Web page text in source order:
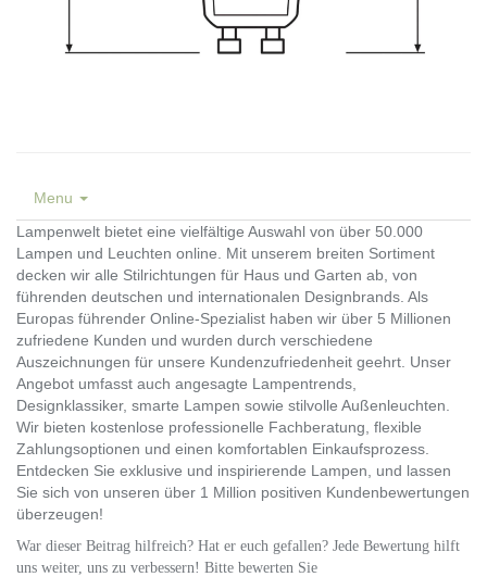
Menu
Lampenwelt bietet eine vielfältige Auswahl von über 50.000
Lampen und Leuchten online. Mit unserem breiten Sortiment
decken wir alle Stilrichtungen für Haus und Garten ab, von
führenden deutschen und internationalen Designbrands. Als
Europas führender Online-Spezialist haben wir über 5 Millionen
zufriedene Kunden und wurden durch verschiedene
Auszeichnungen für unsere Kundenzufriedenheit geehrt. Unser
Angebot umfasst auch angesagte Lampentrends,
Designklassiker, smarte Lampen sowie stilvolle Außenleuchten.
Wir bieten kostenlose professionelle Fachberatung, flexible
Zahlungsoptionen und einen komfortablen Einkaufsprozess.
Entdecken Sie exklusive und inspirierende Lampen, und lassen
Sie sich von unseren über 1 Million positiven Kundenbewertungen
überzeugen!
War dieser Beitrag hilfreich? Hat er euch gefallen? Jede Bewertung hilft
uns weiter, uns zu verbessern! Bitte bewerten Sie